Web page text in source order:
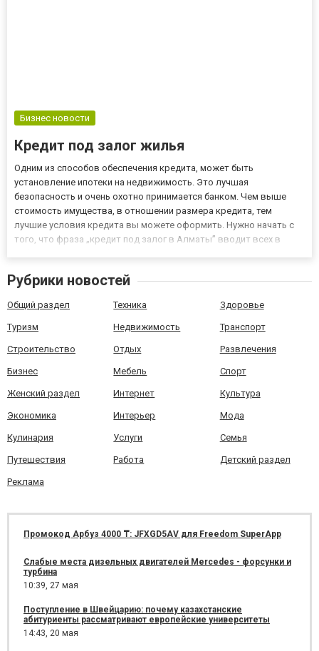
Бизнес новости
Кредит под залог жилья
Одним из способов обеспечения кредита, может быть
установление ипотеки на недвижимость. Это лучшая
безопасность и очень охотно принимается банком. Чем выше
стоимость имущества, в отношении размера кредита, тем
лучшие условия кредита вы можете оформить. Нужно начать с
того, что фраза „кредит под залог в Алматы” вводит всех в
недвижимость в ипотеку...
Рубрики новостей
Общий раздел Техника Здоровье
Туризм Недвижимость Транспорт
Строительство Отдых Развлечения
Бизнес Мебель Спорт
Женский раздел Интернет Культура
Экономика Интерьер Мода
Кулинария Услуги Семья
Путешествия Работа Детский раздел
Реклама
Промокод Арбуз 4000 ₸: JFXGD5AV для Freedom SuperApp
Слабые места дизельных двигателей Mercedes - форсунки и
турбина
10:39, 27 мая
Поступление в Швейцарию: почему казахстанские
абитуриенты рассматривают европейские университеты
14:43, 20 мая